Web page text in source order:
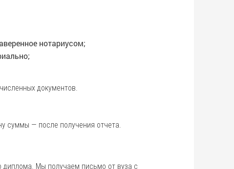
нотариусом;
документов.
суммы — после получения отчета.
диплома. Мы получаем письмо от вуза с